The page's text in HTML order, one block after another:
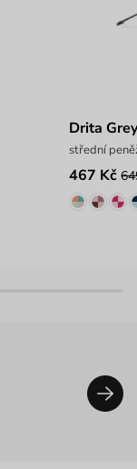
Drita
střední
467 Kč